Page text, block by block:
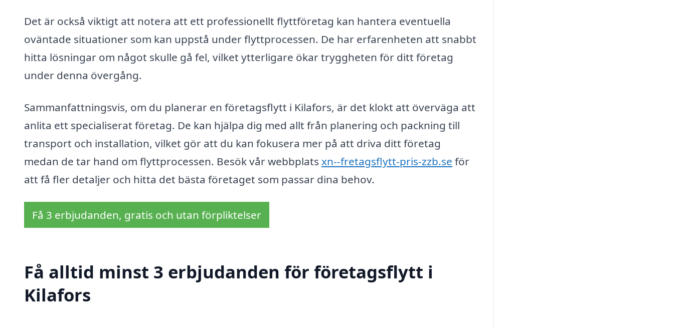
Det är också viktigt att notera att ett professionellt flyttföretag kan hantera eventuella
oväntade situationer som kan uppstå under flyttprocessen. De har erfarenheten att snabbt
hitta lösningar om något skulle gå fel, vilket ytterligare ökar tryggheten för ditt företag
under denna övergång.
Sammanfattningsvis, om du planerar en företagsflytt i Kilafors, är det klokt att överväga att
anlita ett specialiserat företag. De kan hjälpa dig med allt från planering och packning till
transport och installation, vilket gör att du kan fokusera mer på att driva ditt företag
medan de tar hand om flyttprocessen. Besök vår webbplats xn--fretagsflytt-pris-zzb.se för
att få fler detaljer och hitta det bästa företaget som passar dina behov.
Få 3 erbjudanden, gratis och utan förpliktelser
Få alltid minst 3 erbjudanden för företagsflytt i
Kilafors